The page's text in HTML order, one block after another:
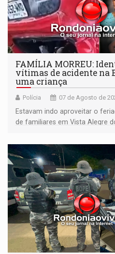
FAMÍLIA MORREU:
vítimas de acidente na
uma criança
Polícia 07 de Agosto de
Estavam indo aproveitar o
de familiares em Vista Alegre